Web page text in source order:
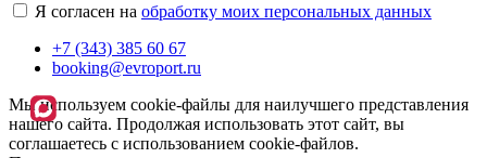
Я согласен на обработку моих персональных данных
+7 (343) 385 60 67
booking@evroport.ru
Мы используем cookie-файлы для наилучшего представления
нашего сайта. Продолжая использовать этот сайт, вы
соглашаетесь с использованием cookie-файлов.